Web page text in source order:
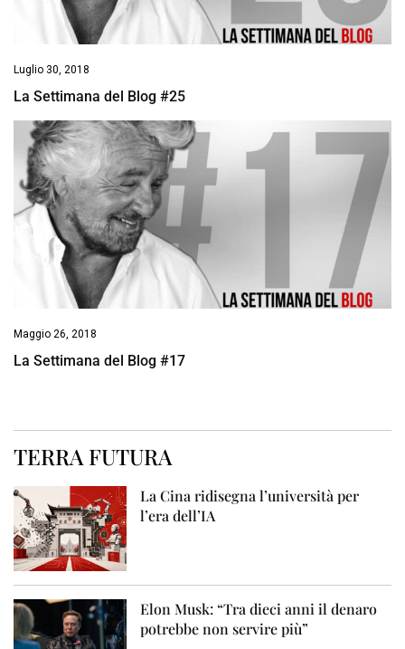
Luglio 30, 2018
La Settimana del Blog #25
Maggio 26, 2018
La Settimana del Blog #17
TERRA FUTURA
La Cina ridisegna l’università per
l’era dell’IA
Elon Musk: “Tra dieci anni il denaro
potrebbe non servire più”